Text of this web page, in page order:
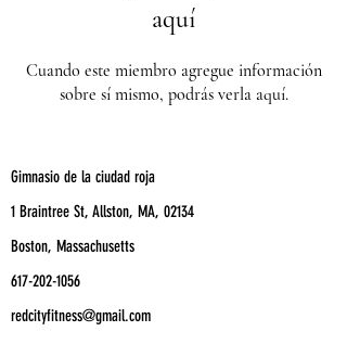
aquí
Cuando este miembro agregue información
sobre sí mismo, podrás verla aquí.
Gimnasio de la ciudad roja
1 Braintree St, Allston, MA, 02134
Boston, Massachusetts
617-202-1056
redcityfitness@gmail.com